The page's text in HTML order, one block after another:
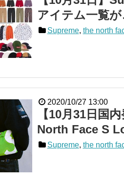
アイテム一覧が
Supreme, the north
2020/10/27 13:00
【10月31日国
North Face S
Supreme, the north